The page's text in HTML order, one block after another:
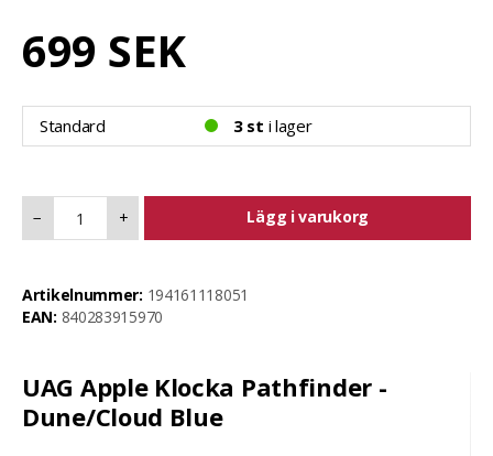
UAG Apple Klocka Pathfinder -
Dune/Cloud Blue
699 SEK
Standard 3 st i lager
− + Lägg i varukorg
Artikelnummer: 194161118051
EAN: 840283915970